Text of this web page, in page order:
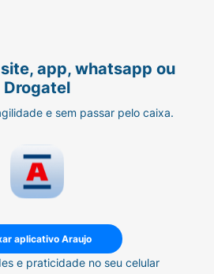
app, whatsapp ou
Drogatel
e sem passar pelo caixa.
aplicativo Araujo
e praticidade no seu celular